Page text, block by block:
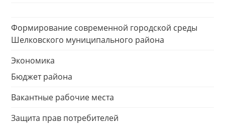
Формирование современной городской среды
Шелковского муниципального района
Экономика
Бюджет района
Вакантные рабочие места
Защита прав потребителей